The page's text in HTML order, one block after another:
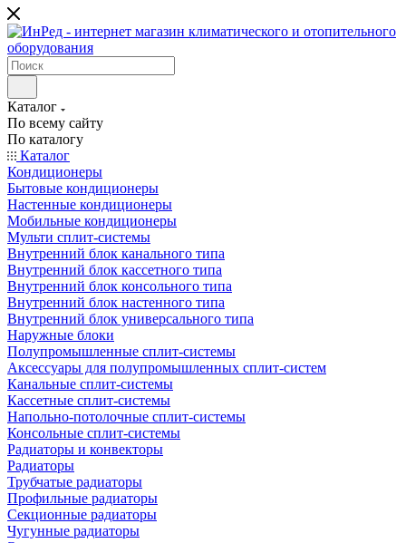
Каталог
По всему сайту
По каталогу
Каталог
Кондиционеры
Бытовые кондиционеры
Настенные кондиционеры
Мобильные кондиционеры
Мульти сплит-системы
Внутренний блок канального типа
Внутренний блок кассетного типа
Внутренний блок консольного типа
Внутренний блок настенного типа
Внутренний блок универсального типа
Наружные блоки
Полупромышленные сплит-системы
Аксессуары для полупромышленных сплит-систем
Канальные сплит-системы
Кассетные сплит-системы
Напольно-потолочные сплит-системы
Консольные сплит-системы
Радиаторы и конвекторы
Радиаторы
Трубчатые радиаторы
Профильные радиаторы
Секционные радиаторы
Чугунные радиаторы